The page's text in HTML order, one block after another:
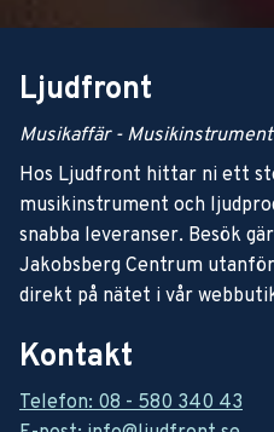
Ljudfront
Musikaffär -
Hos Ljudfront hittar ni ett
musikinstrument och
snabba leveranser. Besök
Jakobsberg Centrum
direkt på nätet i vår
Kontakt
Telefon: 08 - 580 340 43